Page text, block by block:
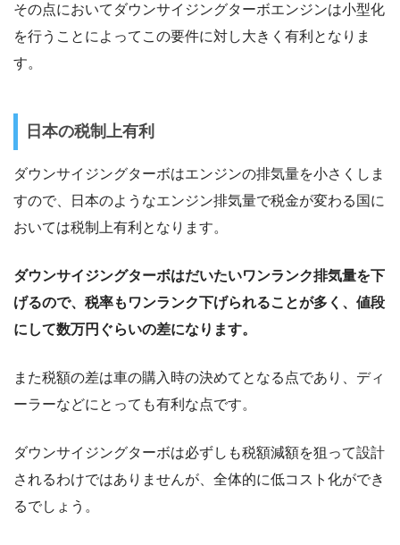
その点においてダウンサイジングターボエンジンは小型化
を行うことによってこの要件に対し大きく有利となりま
す。
日本の税制上有利
ダウンサイジングターボはエンジンの排気量を小さくしま
すので、日本のようなエンジン排気量で税金が変わる国に
おいては税制上有利となります。
ダウンサイジングターボはだいたいワンランク排気量を下
げるので、税率もワンランク下げられることが多く、値段
にして数万円ぐらいの差になります。
また税額の差は車の購入時の決めてとなる点であり、ディ
ーラーなどにとっても有利な点です。
ダウンサイジングターボは必ずしも税額減額を狙って設計
されるわけではありませんが、全体的に低コスト化ができ
るでしょう。